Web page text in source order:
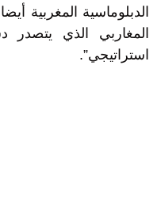
الدبلوماسية المغربية
المغاربي الذي يتصدر
استراتيجي”.